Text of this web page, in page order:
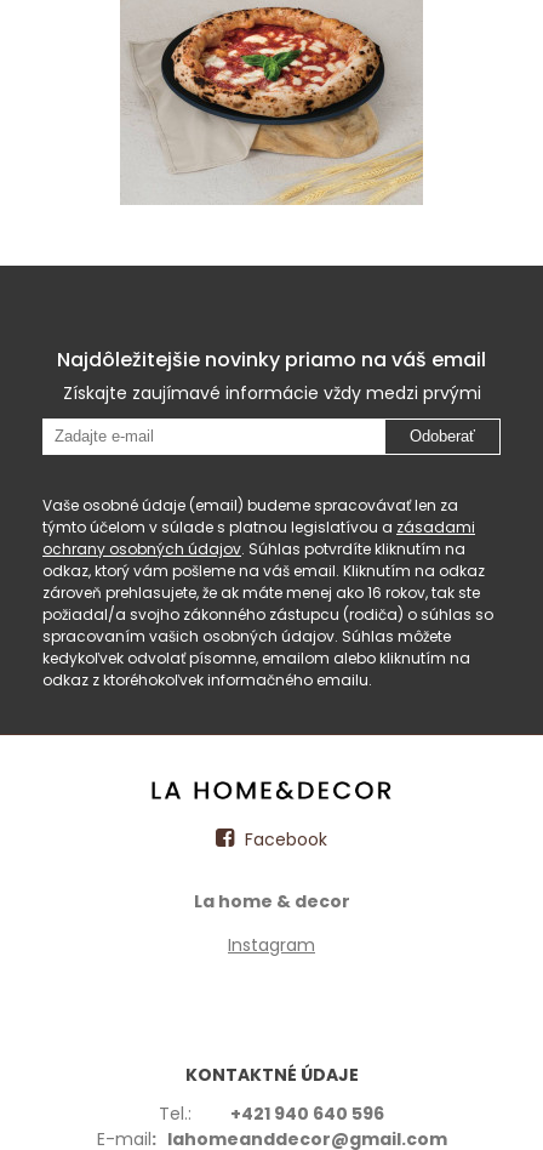
Najdôležitejšie novinky priamo na váš email
Získajte zaujímavé informácie vždy medzi prvými
Odoberať
Vaše osobné údaje (email) budeme spracovávať len za
týmto účelom v súlade s platnou legislatívou a zásadami
ochrany osobných údajov. Súhlas potvrdíte kliknutím na
odkaz, ktorý vám pošleme na váš email. Kliknutím na odkaz
zároveň prehlasujete, že ak máte menej ako 16 rokov, tak ste
požiadal/a svojho zákonného zástupcu (rodiča) o súhlas so
spracovaním vašich osobných údajov. Súhlas môžete
kedykoľvek odvolať písomne, emailom alebo kliknutím na
odkaz z ktoréhokoľvek informačného emailu.
Facebook
La home & decor
Instagram
KONTAKTNÉ ÚDAJE
Tel.: +421 940 640 596
E-mail: lahomeanddecor@gmail.com